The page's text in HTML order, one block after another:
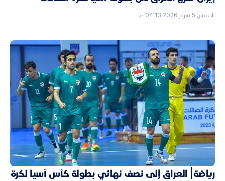
الخميس 5 فبراير 2026 04:13 م
رياضة| العراق إلى نصف نهائي بطولة كأس آسيا لكرة